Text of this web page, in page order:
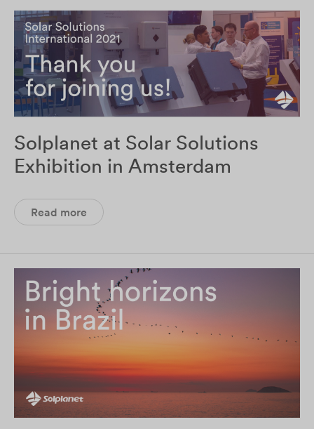
Solplanet at Solar Solutions
Exhibition in Amsterdam
Read more